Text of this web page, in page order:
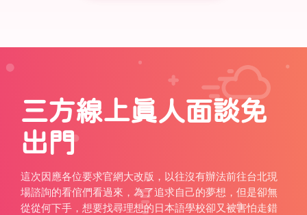
三方線上真人面談免
出門
這次因應各位要求官網大改版，以往沒有辦法前往台北現
場諮詢的看倌們看過來，為了追求自己的夢想，但是卻無
從從何下手，想要找尋理想的日本語學校卻又被害怕走錯